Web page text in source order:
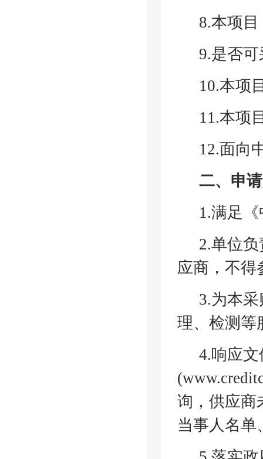
8.本项
9.是否
10.本项
11.本项
12.面向
二、申
1.满足
2.单位
应商，不得
3.为本
理、检测等
4.响应
询，供应商
当事人名单